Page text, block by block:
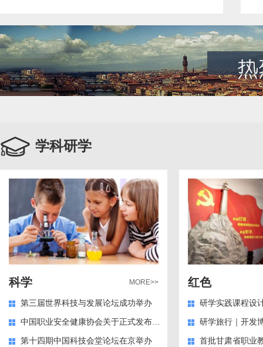
学科研学
科学 MORE>>
第三届世界科技与发展论坛成功举办
第十四期中国科技会堂论坛在京举办
红色
研学实践课程设